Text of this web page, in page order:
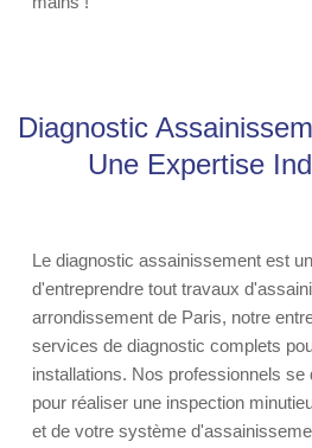
Diagnostic
Une Expertise
Le diagnostic assainissement est
d'entreprendre tout travaux
arrondissement de Paris, notre
services de diagnostic complets
installations. Nos professionnels
pour réaliser une inspection
et de votre système